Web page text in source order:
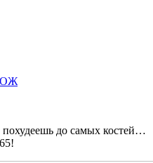
похудеешь до самых костей…